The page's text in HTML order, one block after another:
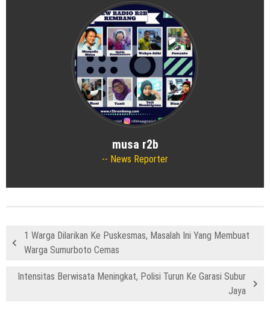
musa r2b
News Reporter
1 Warga Dilarikan Ke Puskesmas, Masalah Ini Yang Membuat
Warga Sumurboto Cemas
Intensitas Berwisata Meningkat, Polisi Turun Ke Garasi Subur
Jaya